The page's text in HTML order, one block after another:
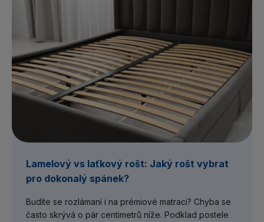
Lamelový vs laťkový rošt: Jaký rošt vybrat
pro dokonalý spánek?
Budíte se rozlámaní i na prémiové matraci? Chyba se
často skrývá o pár centimetrů níže. Podklad postele